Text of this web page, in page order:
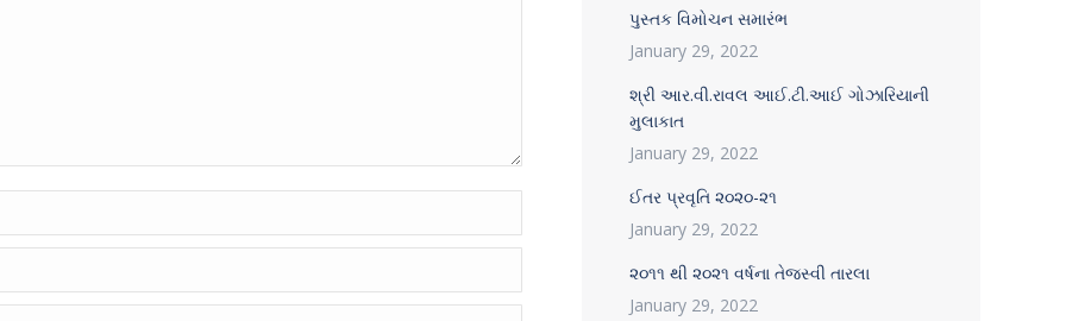
પુસ્તક વિમોચન સમારંભ
January 29, 2022
શ્રી આર.વી.રાવલ આઈ.ટી.આઈ ગોઝારિયાની
મુલાકાત
January 29, 2022
ઈતર પ્રવૃતિ ૨૦૨૦-૨૧
January 29, 2022
૨૦૧૧ થી ૨૦૨૧ વર્ષના તેજસ્વી તારલા
January 29, 2022